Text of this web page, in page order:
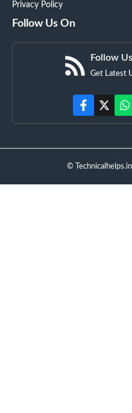
Privacy Policy
Follow Us On
Follow
Get Latest
©